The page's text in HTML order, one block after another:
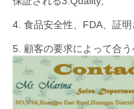
4. 食品安全性、FDA、証
5. 顧客の要求によって合う